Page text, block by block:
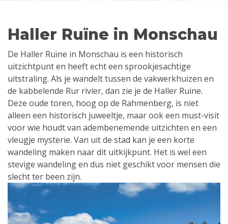
Haller Ruïne in Monschau
De Haller Ruïne in Monschau is een historisch
uitzichtpunt en heeft echt een sprookjesachtige
uitstraling. Als je wandelt tussen de vakwerkhuizen en
de kabbelende Rur rivier, dan zie je de Haller Ruïne.
Deze oude toren, hoog op de Rahmenberg, is niet
alleen een historisch juweeltje, maar ook een must-visit
voor wie houdt van adembenemende uitzichten en een
vleugje mysterie. Van uit de stad kan je een korte
wandeling maken naar dit uitkijkpunt. Het is wel een
stevige wandeling en dus niet geschikt voor mensen die
slecht ter been zijn.